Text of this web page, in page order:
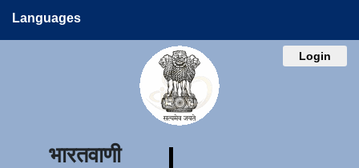
Languages
Login
भारतवाणी